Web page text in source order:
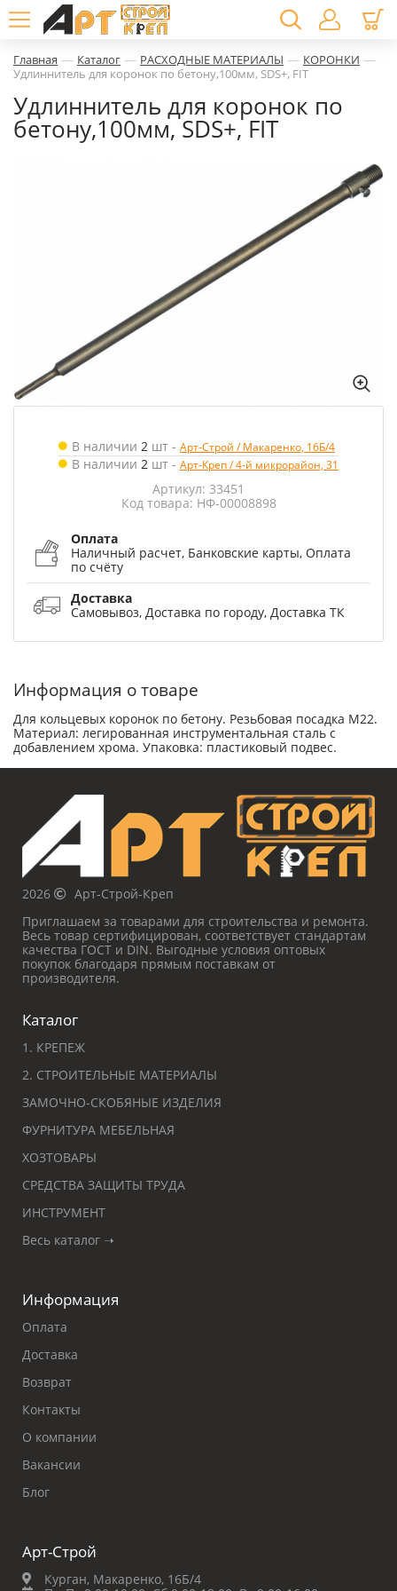
Главная — Каталог — РАСХОДНЫЕ МАТЕРИАЛЫ — КОРОНКИ —
Удлиннитель для коронок по бетону,100мм, SDS+, FIT
Удлиннитель для коронок по
бетону,100мм, SDS+, FIT
В наличии 2 шт - Арт-Строй / Макаренко, 16Б/4
В наличии 2 шт - Арт-Креп / 4-й микрорайон, 31
Артикул: 33451
Код товара: НФ-00008898
Оплата
Наличный расчет, Банковские карты, Оплата
по счёту
Доставка
Самовывоз, Доставка по городу, Доставка ТК
Информация о товаре
Для кольцевых коронок по бетону. Резьбовая посадка М22.
Материал: легированная инструментальная сталь с
добавлением хрома. Упаковка: пластиковый подвес.
2026
Арт-Строй-Креп
Приглашаем за товарами для строительства и ремонта.
Весь товар сертифицирован, соответствует стандартам
качества ГОСТ и DIN. Выгодные условия оптовых
покупок благодаря прямым поставкам от
производителя.
Каталог
1. КРЕПЕЖ
2. СТРОИТЕЛЬНЫЕ МАТЕРИАЛЫ
ЗАМОЧНО-СКОБЯНЫЕ ИЗДЕЛИЯ
ФУРНИТУРА МЕБЕЛЬНАЯ
ХОЗТОВАРЫ
СРЕДСТВА ЗАЩИТЫ ТРУДА
ИНСТРУМЕНТ
Весь каталог ➝
Информация
Оплата
Доставка
Возврат
Контакты
О компании
Вакансии
Блог
Арт-Строй
Курган, Макаренко, 16Б/4